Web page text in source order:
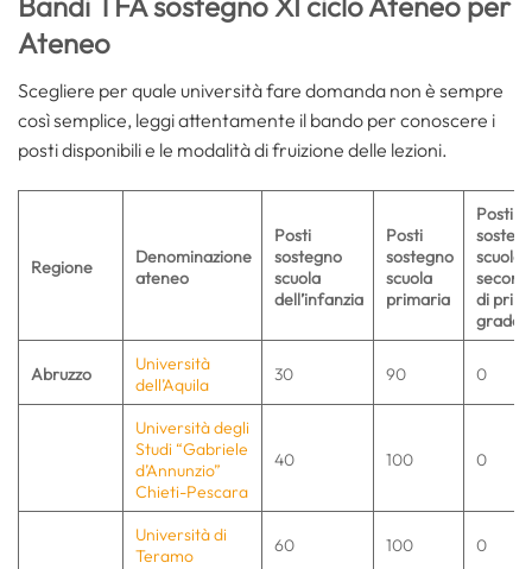
Ateneo
Scegliere per quale università fare domanda non è sempre
così semplice, leggi attentamente il bando per conoscere i
posti disponibili e le modalità di fruizione delle lezioni.
Regione
Denominazione
ateneo
Posti
sostegno
scuola
dell’infanzia
Posti
sostegno
scuola
primaria
Posti
scuola
di
grado
Abruzzo
Università
dell’Aquila
30 90 0
Università degli
Studi “Gabriele
d’Annunzio”
Chieti-Pescara
40 100 0
Università di
Teramo
60 100 0